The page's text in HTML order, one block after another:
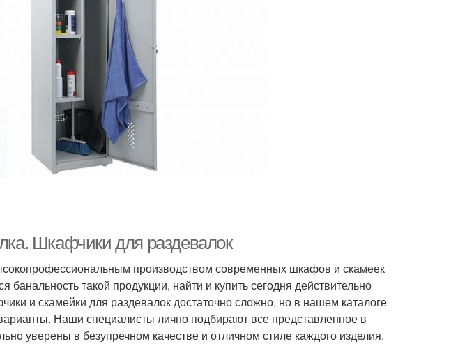
Шкафчики для раздевалок
производством современных шкафов и скамеек
такой продукции, найти и купить сегодня действительно
скамейки для раздевалок достаточно сложно, но в нашем каталоге
Наши специалисты лично подбирают все представленное в
уверены в безупречном качестве и отличном стиле каждого изделия.